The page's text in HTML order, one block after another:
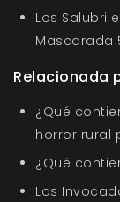
Los Salubri
Mascarada
Relacionada
¿Qué
horror rural
¿Qué
Los